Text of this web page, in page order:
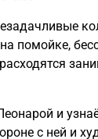
помойке,
и
с ней и